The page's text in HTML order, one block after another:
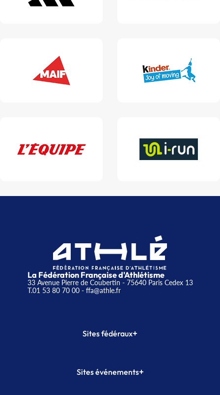
La Fédération Française d'Athlétisme
33 Avenue Pierre de Coubertin - 75640 Paris Cedex 13
T.01 53 80 70 00- ffa@athle.fr
Sites fédéraux+
Plateforme Formation
Sites événements+